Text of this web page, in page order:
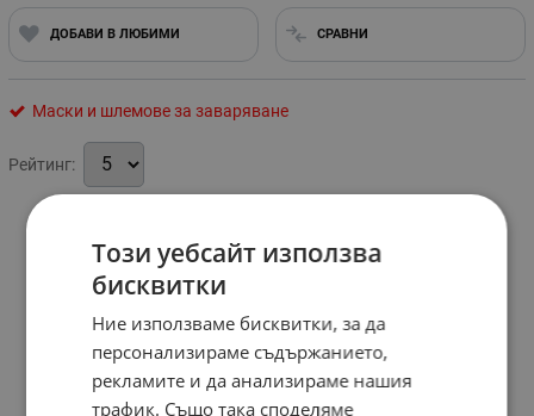
ДОБАВИ В ЛЮБИМИ СРАВНИ
Маски и шлемове за заваряване
Рейтинг:
Този уебсайт използва
бисквитки
Ние използваме бисквитки, за да
персонализираме съдържанието,
рекламите и да анализираме нашия
трафик. Също така споделяме